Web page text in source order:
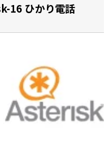
16 ひかり電話